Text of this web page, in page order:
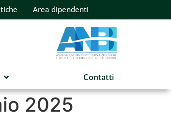
Area dipendenti
Contatti
2025